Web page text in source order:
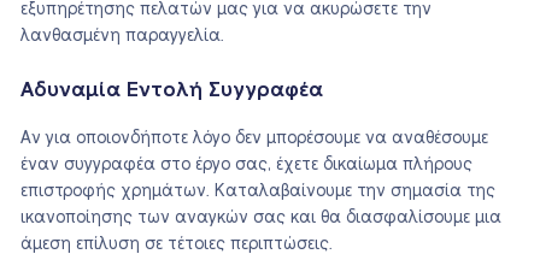
εξυπηρέτησης πελατών μας για να ακυρώσετε την
λανθασμένη παραγγελία.
Αδυναμία Εντολή Συγγραφέα
Αν για οποιονδήποτε λόγο δεν μπορέσουμε να αναθέσουμε
έναν συγγραφέα στο έργο σας, έχετε δικαίωμα πλήρους
επιστροφής χρημάτων. Καταλαβαίνουμε την σημασία της
ικανοποίησης των αναγκών σας και θα διασφαλίσουμε μια
άμεση επίλυση σε τέτοιες περιπτώσεις.